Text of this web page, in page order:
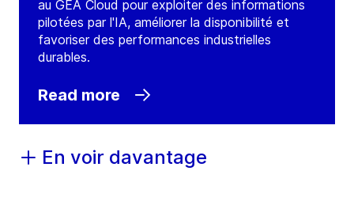
au GEA Cloud pour exploiter des informations
pilotées par l'IA, améliorer la disponibilité et
favoriser des performances industrielles
durables.
Read more
En voir davantage